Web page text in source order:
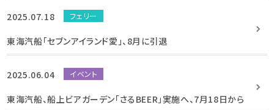
2025.07.18 フェリー
東海汽船「セブンアイランド愛」、8月に引退
2025.06.04 イベント
東海汽船、船上ビアガーデン「さるBEER」実施へ、7月18日から